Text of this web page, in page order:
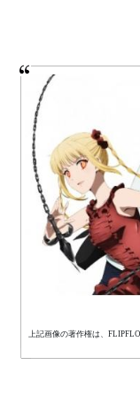
上記画像の著作権は、